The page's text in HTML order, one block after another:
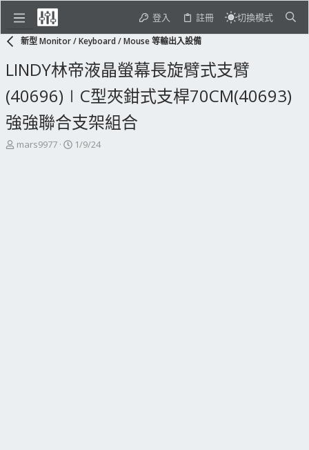
登入 註冊 切換模式
新型 Monitor / Keyboard / Mouse 等輸出入設備
LINDY林帝液晶螢幕長旋臂式支臂
(40696)∣C型夾鉗式支桿70CM(40693)
強強聯合支架組合
主
mars9977
開
1/9/24